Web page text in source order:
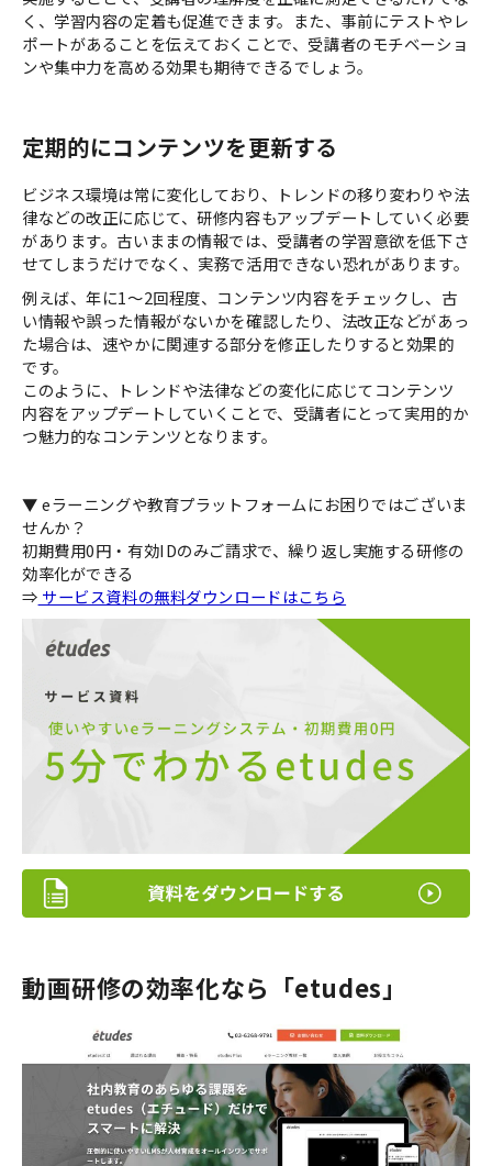
く、学習内容の定着も促進できます。また、事前にテストやレ
ポートがあることを伝えておくことで、受講者のモチベーショ
ンや集中力を高める効果も期待できるでしょう。
定期的にコンテンツを更新する
ビジネス環境は常に変化しており、トレンドの移り変わりや法
律などの改正に応じて、研修内容もアップデートしていく必要
があります。古いままの情報では、受講者の学習意欲を低下さ
せてしまうだけでなく、実務で活用できない恐れがあります。
例えば、年に1〜2回程度、コンテンツ内容をチェックし、古
い情報や誤った情報がないかを確認したり、法改正などがあっ
た場合は、速やかに関連する部分を修正したりすると効果的
です。
このように、トレンドや法律などの変化に応じてコンテンツ
内容をアップデートしていくことで、受講者にとって実用的か
つ魅力的なコンテンツとなります。
▼ eラーニングや教育プラットフォームにお困りではございま
せんか？
初期費用0円・有効IDのみご請求で、繰り返し実施する研修の
効率化ができる
⇒ サービス資料の無料ダウンロードはこちら
動画研修の効率化なら「etudes」